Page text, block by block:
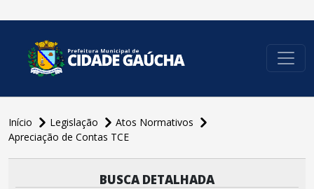
Início Legislação
Atos Normativos
Apreciação de Contas TCE
BUSCA DETALHADA